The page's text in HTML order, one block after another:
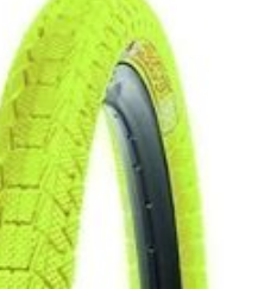
Πρόσθήκη
στην λίστα
επιθυμιών